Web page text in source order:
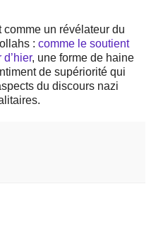
un révélateur du
: comme le soutient
, une forme de haine
de supériorité qui
du discours nazi